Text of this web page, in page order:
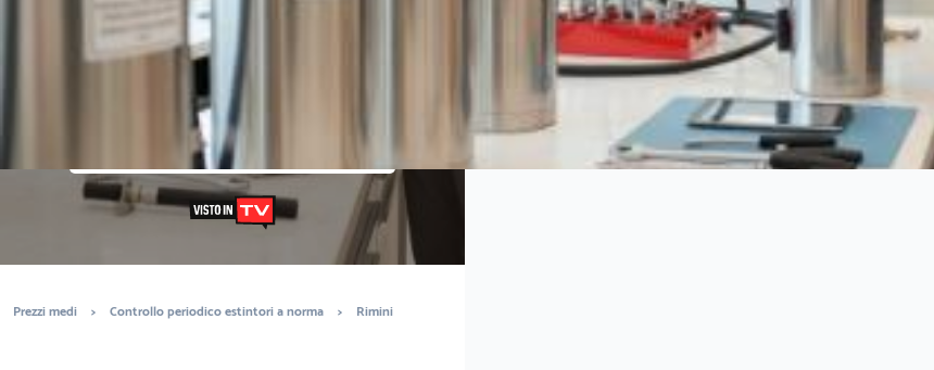
Vuoi sapere il prezzo preciso per controllo periodico
estintori a norma? Ottieni preventivi gratuiti.
È completamente gratuito
Trova tecnici
Prezzi medi > Controllo periodico estintori a norma > Rimini